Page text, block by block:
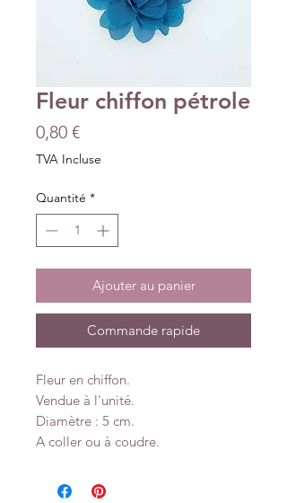
Fleur chiffon pétrole
0,80 €Prix
TVA Incluse
Quantité *
Ajouter au panier
Commande rapide
Fleur en chiffon.
Vendue à l'unité.
Diamètre : 5 cm.
A coller ou à coudre.